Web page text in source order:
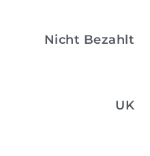
Nicht Bezahlt
UK